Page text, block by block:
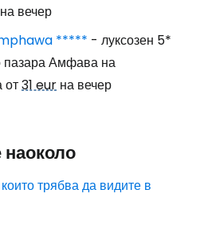
вечер
***** - луксозен 5*
пазара Амфава на
от31 eur на вечер
трябва да видите в